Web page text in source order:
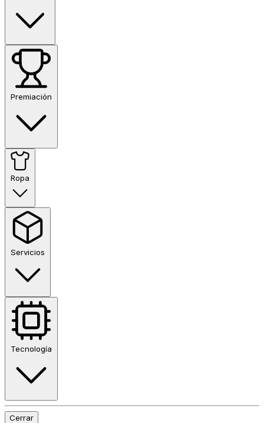
Premiación
Ropa
Servicios
Tecnología
Cerrar